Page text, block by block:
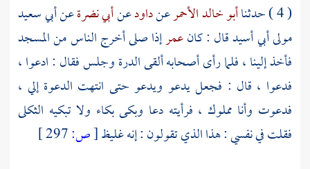
( 4 ) حدثنا
أبو خالد الأحمرعنداودعنأبي نضرةعنأبي سعيد
مولى أبي أسيدقال : كانعمرإذا صلى أخرج الناس من المسجد
فأخذ إلينا ، فلما رأى أصحابه ألقى الدرة وجلس فقال : ادعوا ،
فدعوا ، قال : فجعل يدعو ويدعو حتى انتهت الدعوة إلي ،
فدعوت وأنا مملوك ، فرأيته دعا وبكى بكاء ولا تبكيه الثكلى
فقلت في نفسي : هذا الذي تقولون : إنه غليظ[ص: